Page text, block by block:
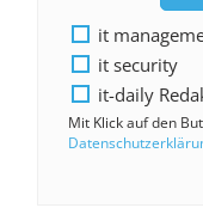
it
it security
it-daily
Mit Klick auf den